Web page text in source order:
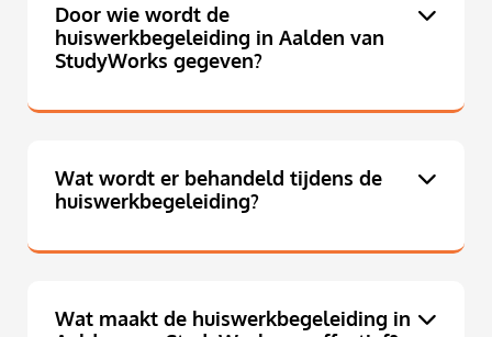
Door wie wordt de
huiswerkbegeleiding in Aalden van
StudyWorks gegeven?
Wat wordt er behandeld tijdens de
huiswerkbegeleiding?
Wat maakt de huiswerkbegeleiding in